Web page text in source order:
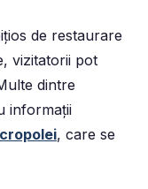
de restaurare
vizitatorii pot
dintre
informații
, care se